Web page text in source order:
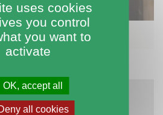
uses cookies
you control
you want to
activate
OK, accept all
all cookies